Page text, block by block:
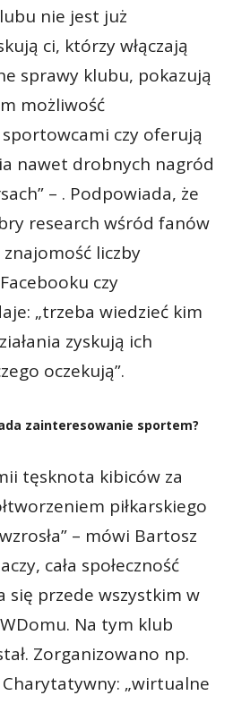
nie jest już
ci, którzy włączają
sprawy klubu, pokazują
możliwość
czy oferują
nawet drobnych nagród
– . Podpowiada, że
research wśród fanów
liczby
czy
„trzeba wiedzieć kim
zyskują ich
oczekują”.
zainteresowanie sportem?
tęsknota kibiców za
piłkarskiego
– mówi Bartosz
cała społeczność
się przede wszystkim w
Na tym klub
Zorganizowano np.
„wirtualne